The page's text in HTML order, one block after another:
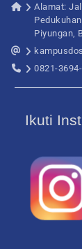
Alamat:
Piyungan,
0821-
Ikuti